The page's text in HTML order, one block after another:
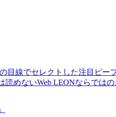
目線でセレクトした注目ピ
めないWeb LEONならでは